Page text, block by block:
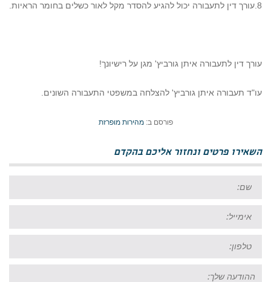
8.עורך דין לתעבורה יכול להגיע להסדר מקל לאור כשלים בחומר הראיות.
עורך דין לתעבורה איתן גורביץ' מגן על רישיונך!
עו"ד תעבורה איתן גורביץ' להצלחה במשפטי התעבורה השונים.
פורסם ב:מהירות מופרזת
השאירו פרטים ונחזור אליכם בהקדם
שלך: